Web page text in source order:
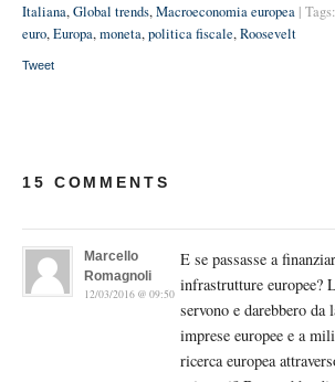
Italiana,Global trends,Macroeconomia europea | Tags:
euro,Europa,moneta,politica fiscale,Roosevelt
Tweet
15 COMMENTS
Marcello
Romagnoli
12/03/2016 @ 09:50
E se passasse a
infrastrutture europee?
servono e darebbero
imprese europee e a
ricerca europea